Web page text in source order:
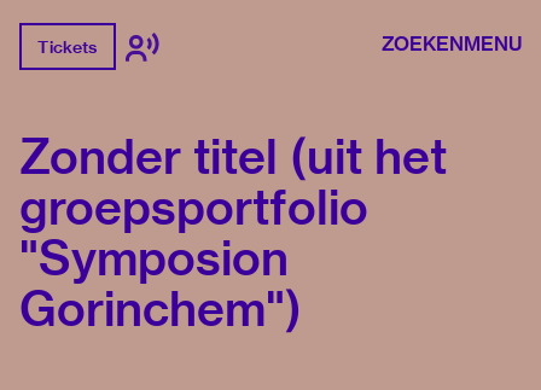
Tickets ZOEKENMENU
Zonder titel (uit het
groepsportfolio
"Symposion
Gorinchem")